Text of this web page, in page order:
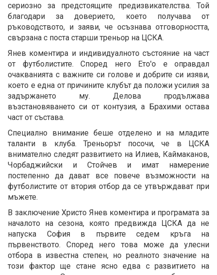
сериозно за предстоящите предизвикателства. Той
благодари за доверието, което получава от
ръководството, и заяви, че осъзнава отговорността,
свързана с поста старши треньор на ЦСКА.
Янев коментира и индивидуалното състояние на част
от футболистите. Според него Ето'о е оправдал
очакванията с важните си голове и добрите си изяви,
което е една от причините клубът да положи усилия за
задържането му. Делова продължава
възстановяването си от контузия, а Брахими остава
част от състава.
Специално внимание беше отделено и на младите
таланти в клуба. Треньорът посочи, че в ЦСКА
внимателно следят развитието на Илиев, Каймаканов,
Чорбаджийски и Стойчев и имат намерение
постепенно да дават все повече възможности на
футболистите от втория отбор да се утвърждават при
мъжете.
В заключение Христо Янев коментира и програмата за
началото на сезона, която предвижда ЦСКА да не
напуска София в първите седем кръга на
първенството. Според него това може да улесни
отбора в известна степен, но реалното значение на
този фактор ще стане ясно едва с развитието на